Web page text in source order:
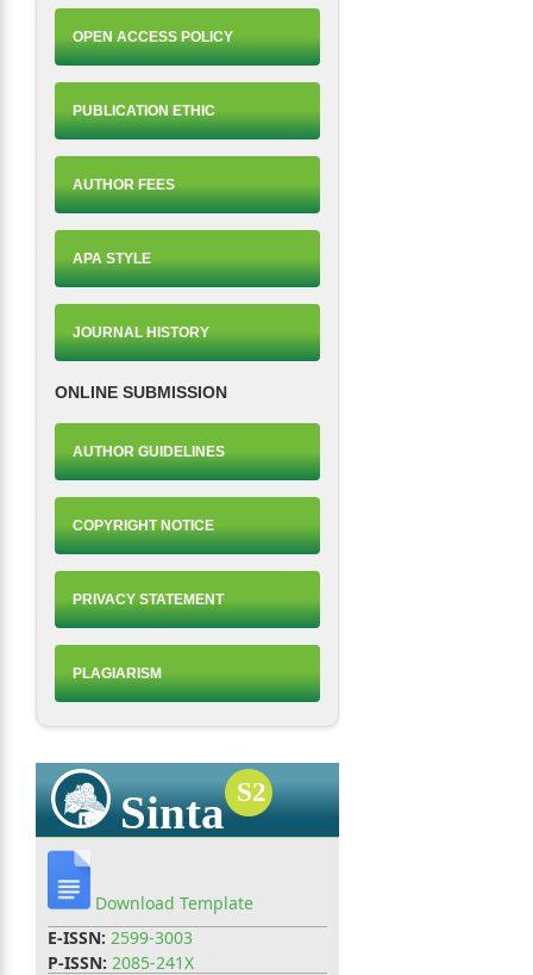
OPEN ACCESS POLICY
PUBLICATION ETHIC
AUTHOR FEES
APA STYLE
JOURNAL HISTORY
ONLINE SUBMISSION
AUTHOR GUIDELINES
COPYRIGHT NOTICE
PRIVACY STATEMENT
PLAGIARISM
Sinta S2
Download Template
E-ISSN: 2599-3003
P-ISSN: 2085-241X